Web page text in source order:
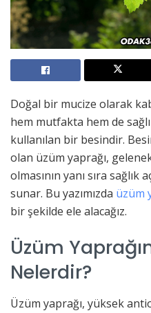
Doğal bir mucize olarak
hem mutfakta hem de
kullanılan bir besindir.
olan üzüm yaprağı,
olmasının yanı sıra sağlık
sunar. Bu yazımızda üzüm
bir şekilde ele alacağız.
Üzüm
Nelerdir?
Üzüm yaprağı, yüksek